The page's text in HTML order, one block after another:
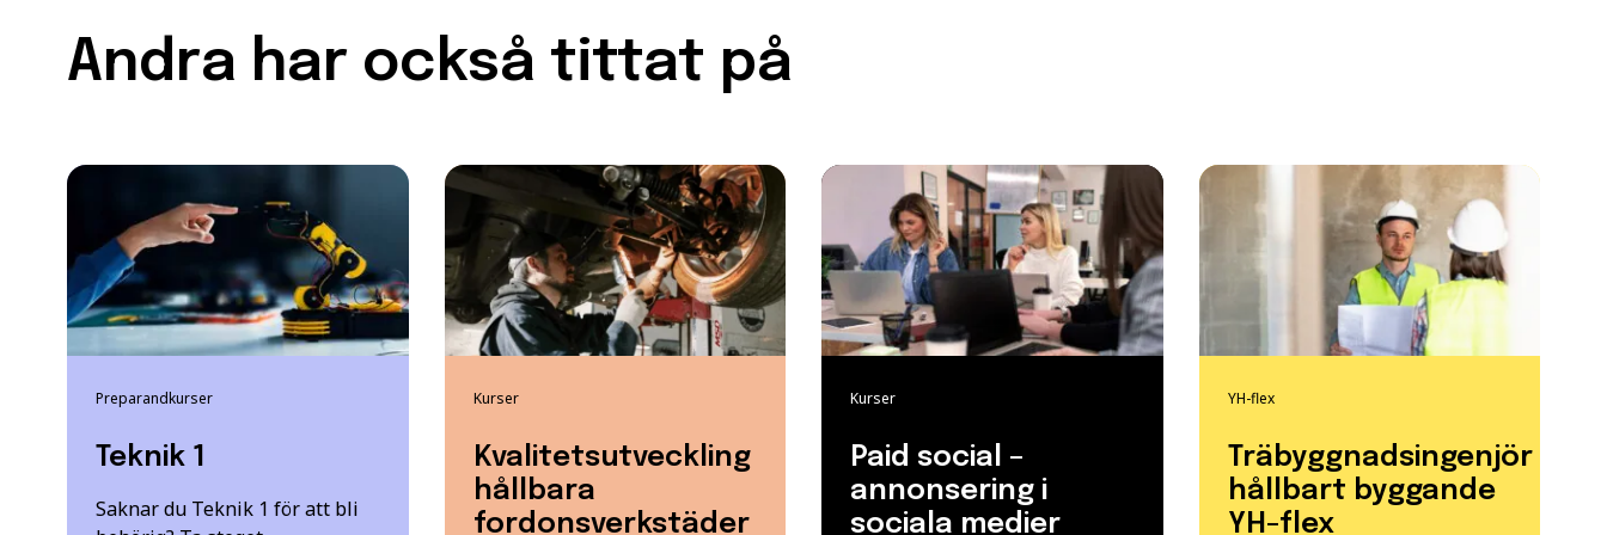
Andra har också tittat på
Preparandkurser
Teknik 1
Saknar du Teknik 1 för att bli
Kurser
Kvalitetsutveckling
hållbara
fordonsverkstäder
Kurser
Paid social –
annonsering i
sociala medier
YH-flex
Träbyggnadsingenjör
hållbart byggande
YH-flex